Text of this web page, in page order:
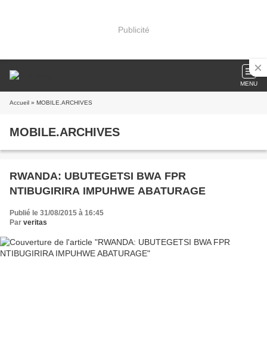
Publicité
MENU
Accueil » MOBILE.ARCHIVES
MOBILE.ARCHIVES
RWANDA: UBUTEGETSI BWA FPR
NTIBUGIRIRA IMPUHWE ABATURAGE
Publié le 31/08/2015 à 16:45
Par veritas